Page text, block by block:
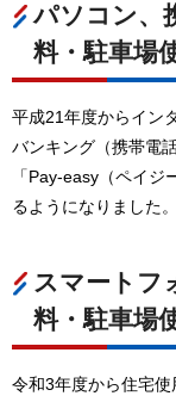
パソコン、
料・駐車場
平成21年度からイン
バンキング（携帯電
「Pay-easy（ペイ
るようになりました。
スマートフ
料・駐車場
令和3年度から住宅